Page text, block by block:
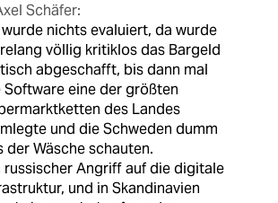
Schäfer:
wurde nichts evaluiert, da wurde
völlig kritiklos das Bargeld
abgeschafft, bis dann mal
Software eine der größten
des Landes
und die Schweden dumm
der Wäsche schauten.
russischer Angriff auf die digitale
und in Skandinavien